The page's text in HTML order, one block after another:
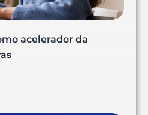
acelerador da